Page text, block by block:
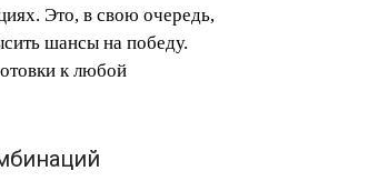
Это, в свою очередь,
шансы на победу.
к любой